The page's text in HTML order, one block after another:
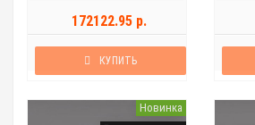
172122.95 р.
КУПИТЬ
Новинка